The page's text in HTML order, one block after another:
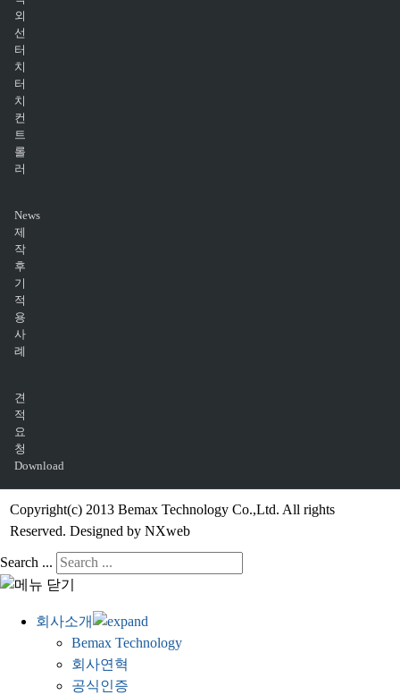
외
선
터
치
터
치
컨
트
롤
러
News
제
작
후
기
적
용
사
례
견
적
요
청
Download
Copyright(c) 2013 Bemax Technology Co.,Ltd. All rights
Reserved. Designed by NXweb
Search ...
회사소개
Bemax Technology
회사연혁
공식인증